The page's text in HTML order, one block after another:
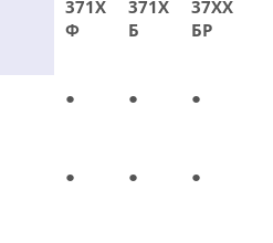
371Х
Ф
371Х
Б
37ХХ
БР
● ● ●
● ● ●